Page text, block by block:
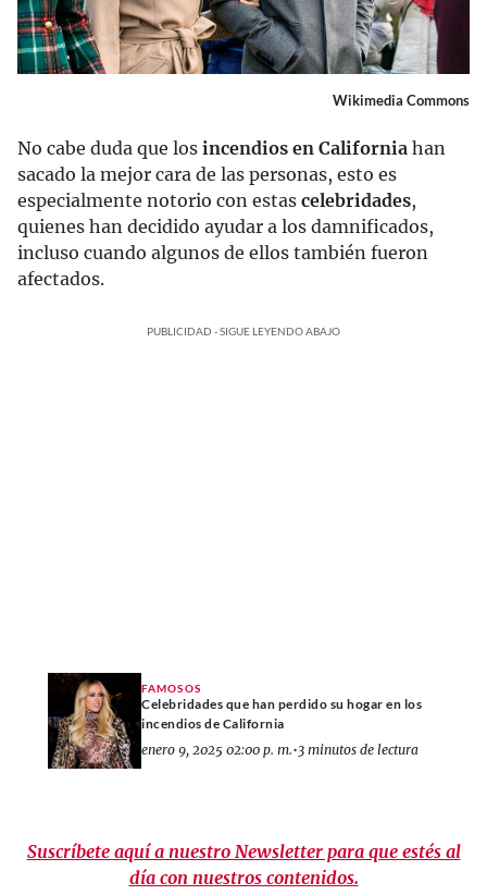
Wikimedia Commons
No cabe duda que los incendios en California han
sacado la mejor cara de las personas, esto es
especialmente notorio con estas celebridades,
quienes han decidido ayudar a los damnificados,
incluso cuando algunos de ellos también fueron
afectados.
PUBLICIDAD - SIGUE LEYENDO ABAJO
FAMOSOS
Celebridades que han perdido su hogar en los
incendios de California
enero 9, 2025 02:00 p. m.•3 minutos de lectura
Suscríbete aquí a nuestro Newsletter para que estés al
día con nuestros contenidos.